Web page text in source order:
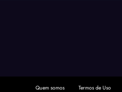
Quem somos Termos de Uso